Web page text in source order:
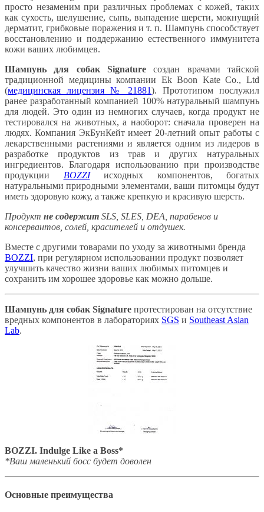
просто незаменим при различных проблемах с кожей, таких
как сухость, шелушение, сыпь, выпадение шерсти, мокнущий
дерматит, грибковые поражения и т. п. Шампунь способствует
восстановлению и поддержанию естественного иммунитета
кожи ваших любимцев.
Шампунь для собак Signature создан врачами тайской
традиционной медицины компании Ek Boon Kate Co., Ltd
(медицинская лицензия № 21881). Прототипом послужил
ранее разработанный компанией 100% натуральный шампунь
для людей. Это один из немногих случаев, когда продукт не
тестировался на животных, а наоборот: сначала проверен на
людях. Компания ЭкБунКейт имеет 20-летний опыт работы с
лекарственными растениями и является одним из лидеров в
разработке продуктов из трав и других натуральных
ингредиентов. Благодаря использованию при производстве
продукции BOZZIисходных компонентов, богатых
натуральными природными элементами, ваши питомцы будут
иметь здоровую кожу, а также крепкую и красивую шерсть.
Продукт не содержит SLS, SLES, DEA, парабенов и
консервантов, солей, красителей и отдушек.
Вместе с другими товарами по уходу за животными бренда
BOZZI, при регулярном использовании продукт позволяет
улучшить качество жизни ваших любимых питомцев и
сохранить им хорошее здоровье как можно дольше.
Шампунь для собак Signature протестирован на отсутствие
вредных компонентов в лабораториях SGS и Southeast Asian
Lab.
BOZZI. Indulge Like a Boss*
*Ваш маленький босс будет доволен
Основные преимущества